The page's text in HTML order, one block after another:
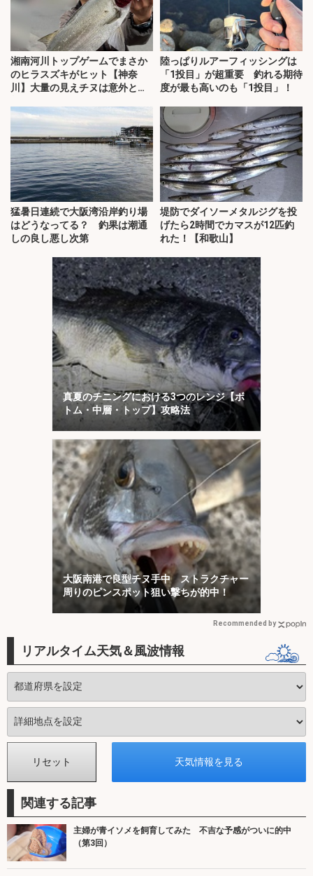
湘南河川トップゲームでまさか
のヒラスズキがヒット【神奈
川】大量の見えチヌは意外と難
陸っぱりルアーフィッシングは
「1投目」が超重要 釣れる期待
度が最も高いのも「1投目」！
猛暑日連続で大阪湾沿岸釣り場
はどうなってる？ 釣果は潮通
しの良し悪し次第
堤防でダイソーメタルジグを投
げたら2時間でカマスが12匹釣
れた！【和歌山】
真夏のチニングにおける3つのレンジ【ボ
トム・中層・トップ】攻略法
大阪南港で良型チヌ手中 ストラクチャー
周りのピンスポット狙い撃ちが的中！
Recommended by
リアルタイム天気＆風波情報
関連する記事
主婦が青イソメを飼育してみた 不吉な予感がついに的中
（第3回）